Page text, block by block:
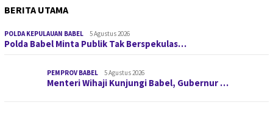
BERITA UTAMA
POLDA KEPULAUAN BABEL 5 Agustus 2026
Polda Babel Minta Publik Tak Berspekulas…
PEMPROV BABEL 5 Agustus 2026
Menteri Wihaji Kunjungi Babel, Gubernur …